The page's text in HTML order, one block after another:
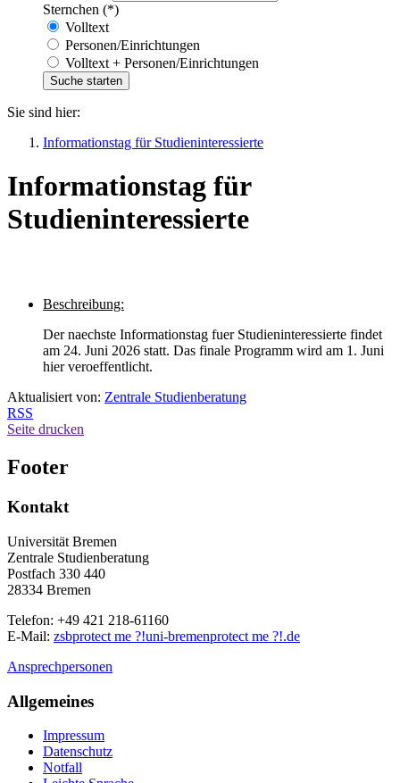
Sternchen (*)
Volltext
Personen/Einrichtungen
Volltext + Personen/Einrichtungen
Sie sind hier:
Informationstag für Studieninteressierte
Informationstag für
Studieninteressierte
Beschreibung:
Der naechste Informationstag fuer Studieninteressierte findet
am 24. Juni 2026 statt. Das finale Programm wird am 1. Juni
hier veroeffentlicht.
Aktualisiert von: Zentrale Studienberatung
RSS
Seite drucken
Footer
Kontakt
Universität Bremen
Zentrale Studienberatung
Postfach 330 440
28334 Bremen
Telefon: +49 421 218-61160
E-Mail: zsbprotect me ?!uni-bremenprotect me ?!.de
Ansprechpersonen
Allgemeines
Impressum
Datenschutz
Notfall